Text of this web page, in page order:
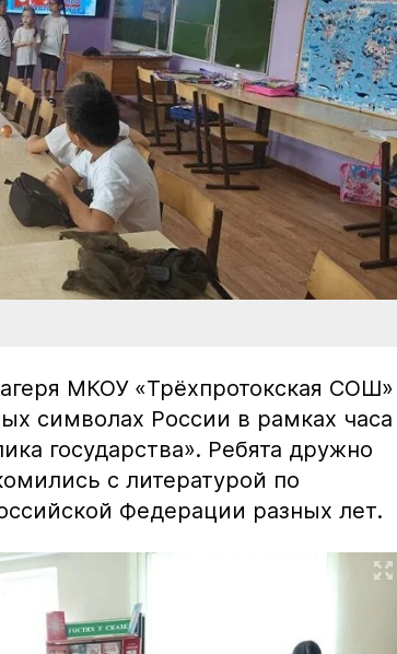
МКОУ «Трёхпротокская СОШ»
символах России в рамках часа
государства». Ребята дружно
с литературой по
Федерации разных лет.